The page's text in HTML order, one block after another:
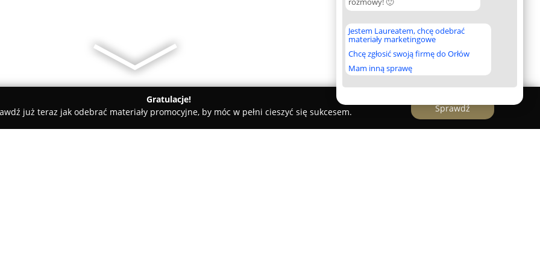
Jestem Laureatem, chcę odebrać
materiały marketingowe
Chcę zgłosić swoją firmę do Orłów
Mam inną sprawę
Gratulacje!
już teraz jak odebrać materiały promocyjne, by móc w pełni cieszyć się sukcesem.
Sprawdź